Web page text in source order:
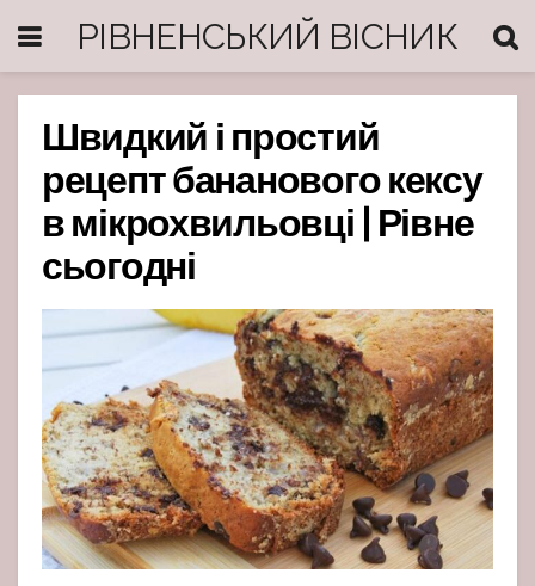
РІВНЕНСЬКИЙ ВІСНИК
Швидкий і простий
рецепт бананового кексу
в мікрохвильовці | Рівне
сьогодні